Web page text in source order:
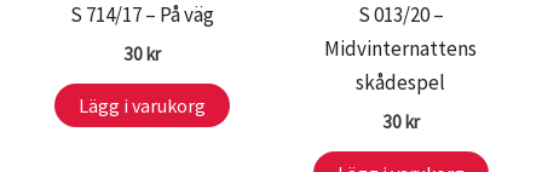
S 714/17 – På väg
30kr
Lägg i varukorg
S 013/20 –
Midvinternattens
skådespel
30kr